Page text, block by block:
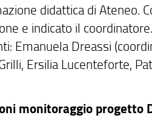
didattica di Ateneo.
e indicato il coordinatore.
Emanuela Dreassi
Ersilia Lucenteforte,
monitoraggio